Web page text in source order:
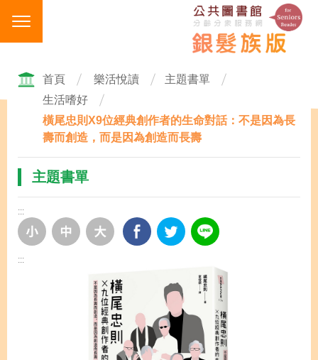
主
首頁 樂活悅讀
主題書單
生活嗜好
橫尾忠則X9位經典創作者的生命對話：不是因為長
壽而創造，而是因為創造而長壽
主題書單
:::
:::